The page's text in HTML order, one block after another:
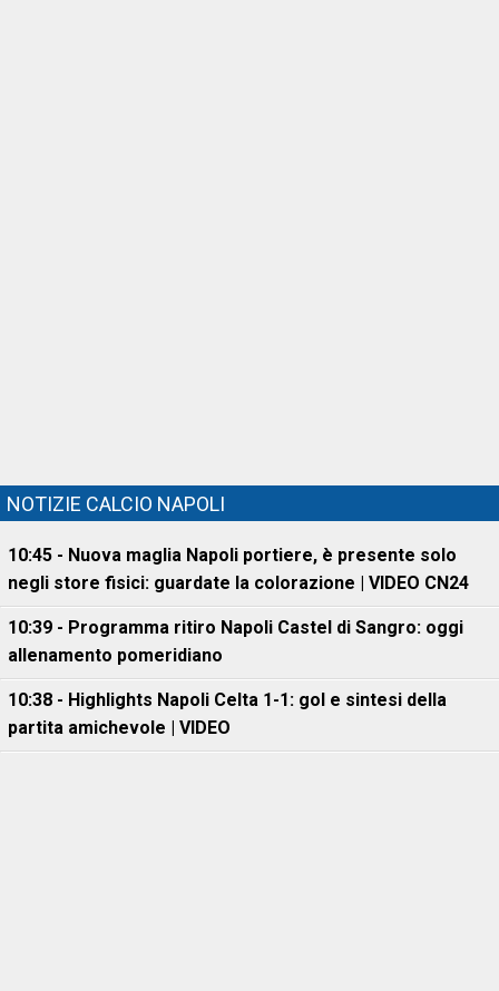
NOTIZIE CALCIO NAPOLI
10:45 - Nuova maglia Napoli portiere, è presente solo
negli store fisici: guardate la colorazione | VIDEO CN24
10:39 - Programma ritiro Napoli Castel di Sangro: oggi
allenamento pomeridiano
10:38 - Highlights Napoli Celta 1-1: gol e sintesi della
partita amichevole | VIDEO